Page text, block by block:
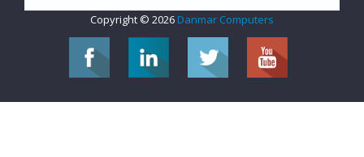
Copyright © 2026 Danmar Computers